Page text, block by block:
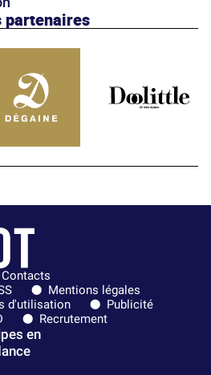
partenaires
Contacts
Mentions légales
d'utilisation
Publicité
Recrutement
en